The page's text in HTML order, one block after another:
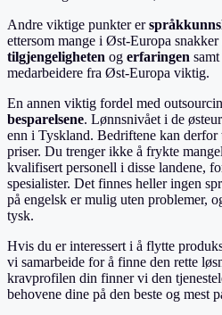
Andre viktige punkter er
ettersom mange i Øst-Europa
tilgjengeligheten og erfaringen samt
medarbeidere fra Øst-Europa viktig.
En annen viktig fordel med
besparelsene. Lønnsnivået i de
enn i Tyskland. Bedriftene kan
priser. Du trenger ikke å frykte
kvalifisert personell i disse landene,
spesialister. Det finnes heller ingen
på engelsk er mulig uten problemer,
tysk.
Hvis du er interessert i å flytte
vi samarbeide for å finne den rette
kravprofilen din finner vi den
behovene dine på den beste og mest